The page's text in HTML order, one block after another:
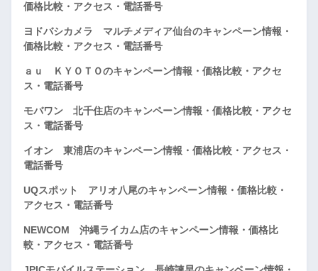
価格比較・アクセス・電話番号
ヨドバシカメラ マルチメディア仙台のキャンペーン情報・
価格比較・アクセス・電話番号
ａｕ ＫＹＯＴＯのキャンペーン情報・価格比較・アクセ
ス・電話番号
モバワン 北千住店のキャンペーン情報・価格比較・アクセ
ス・電話番号
イオン 東浦店のキャンペーン情報・価格比較・アクセス・
電話番号
UQスポット アリオ八尾のキャンペーン情報・価格比較・
アクセス・電話番号
NEWCOM 沖縄ライカム店のキャンペーン情報・価格比
較・アクセス・電話番号